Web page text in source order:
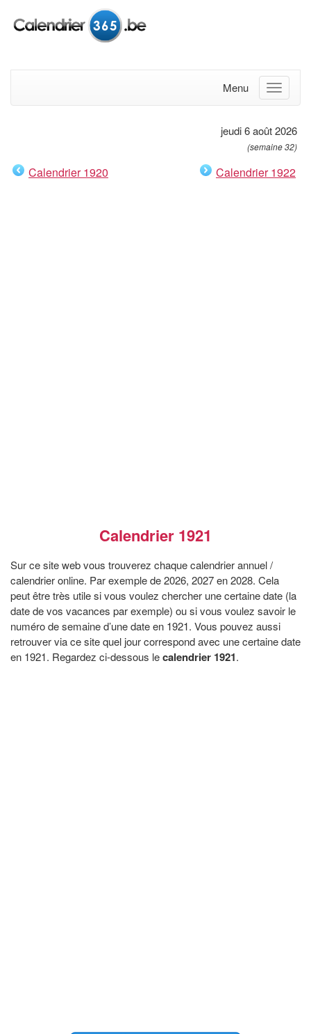
Menu
jeudi 6 août 2026
(semaine 32)
Calendrier 1920 Calendrier 1922
Calendrier 1921
Sur ce site web vous trouverez chaque calendrier annuel /
calendrier online. Par exemple de 2026, 2027 en 2028. Cela
peut être très utile si vous voulez chercher une certaine date (la
date de vos vacances par exemple) ou si vous voulez savoir le
numéro de semaine d’une date en 1921. Vous pouvez aussi
retrouver via ce site quel jour correspond avec une certaine date
en 1921. Regardez ci-dessous lecalendrier 1921.